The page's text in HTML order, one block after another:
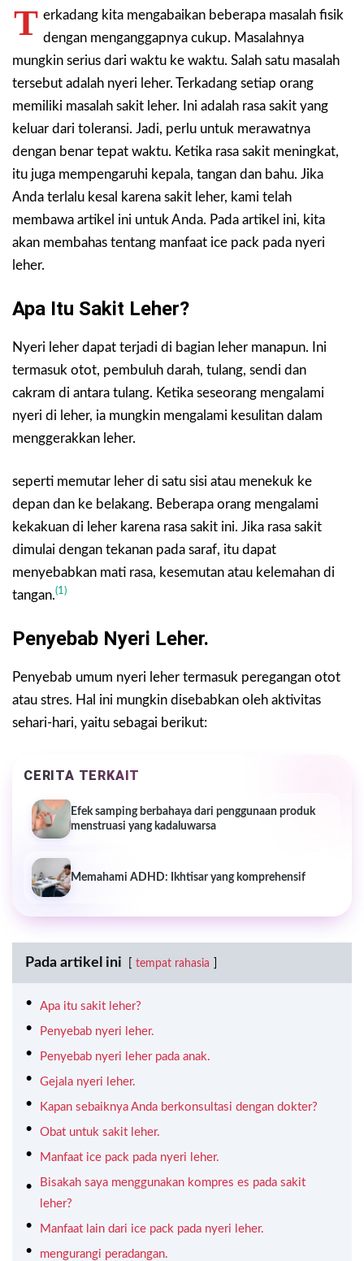
T erkadang kita mengabaikan beberapa masalah fisik
dengan menganggapnya cukup. Masalahnya
mungkin serius dari waktu ke waktu. Salah satu masalah
tersebut adalah nyeri leher. Terkadang setiap orang
memiliki masalah sakit leher. Ini adalah rasa sakit yang
keluar dari toleransi. Jadi, perlu untuk merawatnya
dengan benar tepat waktu. Ketika rasa sakit meningkat,
itu juga mempengaruhi kepala, tangan dan bahu. Jika
Anda terlalu kesal karena sakit leher, kami telah
membawa artikel ini untuk Anda. Pada artikel ini, kita
akan membahas tentang manfaat ice pack pada nyeri
leher.
Apa Itu Sakit Leher?
Nyeri leher dapat terjadi di bagian leher manapun. Ini
termasuk otot, pembuluh darah, tulang, sendi dan
cakram di antara tulang. Ketika seseorang mengalami
nyeri di leher, ia mungkin mengalami kesulitan dalam
menggerakkan leher.
seperti memutar leher di satu sisi atau menekuk ke
depan dan ke belakang. Beberapa orang mengalami
kekakuan di leher karena rasa sakit ini. Jika rasa sakit
dimulai dengan tekanan pada saraf, itu dapat
menyebabkan mati rasa, kesemutan atau kelemahan di
tangan.(1)
Penyebab Nyeri Leher.
Penyebab umum nyeri leher termasuk peregangan otot
atau stres. Hal ini mungkin disebabkan oleh aktivitas
sehari-hari, yaitu sebagai berikut:
CERITA TERKAIT
Efek samping berbahaya dari penggunaan produk
menstruasi yang kadaluwarsa
Memahami ADHD: Ikhtisar yang komprehensif
Pada artikel ini tempat rahasia
Apa itu sakit leher?
Penyebab nyeri leher.
Penyebab nyeri leher pada anak.
Gejala nyeri leher.
Kapan sebaiknya Anda berkonsultasi dengan dokter?
Obat untuk sakit leher.
Manfaat ice pack pada nyeri leher.
Bisakah saya menggunakan kompres es pada sakit
leher?
Manfaat lain dari ice pack pada nyeri leher.
mengurangi peradangan.